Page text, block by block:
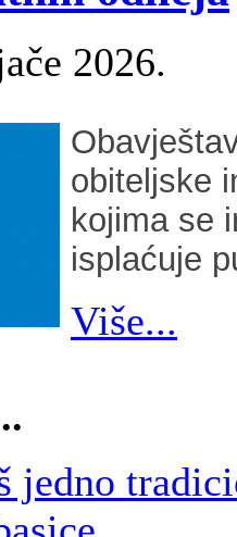
2026.
obiteljske
kojima se
isplaćuje
Više...
jedno